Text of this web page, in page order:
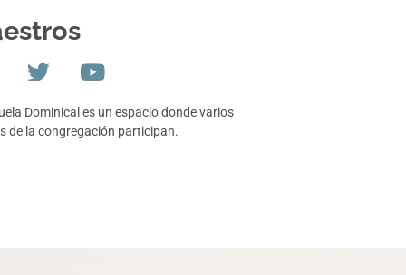
Dominical es un espacio donde varios
de la congregación participan.